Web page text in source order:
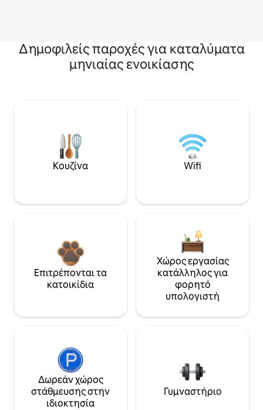
Δημοφιλείς παροχές για καταλύματα
μηνιαίας ενοικίασης
Κουζίνα Wifi
Επιτρέπονται τα
κατοικίδια
Χώρος εργασίας
κατάλληλος για
φορητό
υπολογιστή
Δωρεάν χώρος
στάθμευσης στην
ιδιοκτησία
Γυμναστήριο